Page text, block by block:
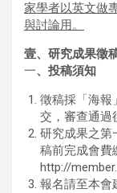
家學者以英文做
與討論用。
壹、研究成果徵
一、 投稿須知
徵稿採「海報
交，審查通過
研究成果之第
稿前完成會費
http://
報名請至本會